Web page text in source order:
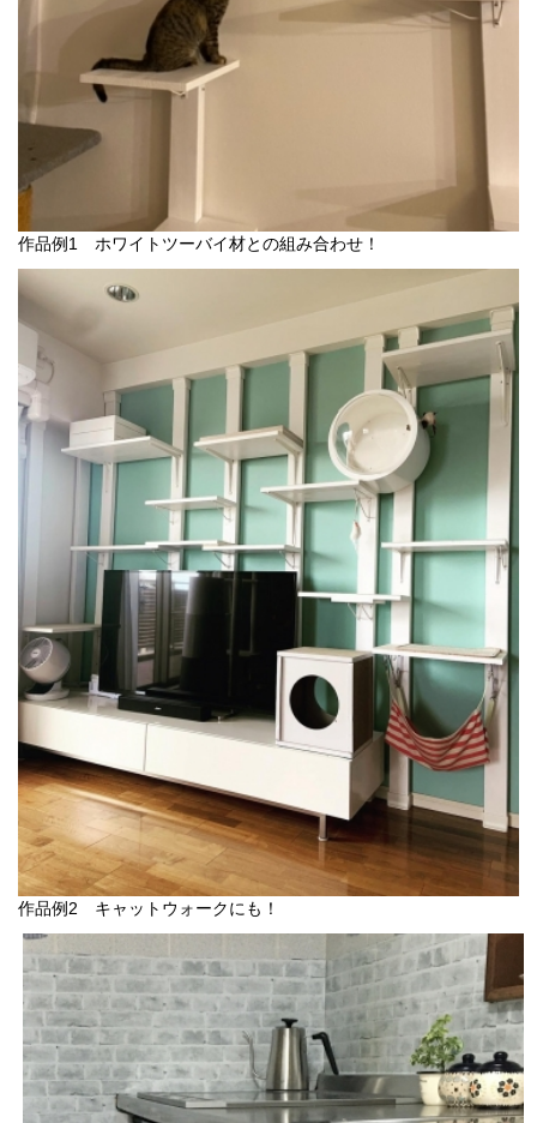
作品例1 ホワイトツーバイ材との組み合わせ！
作品例2 キャットウォークにも！